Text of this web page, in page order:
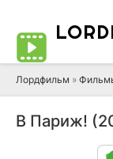
LORD
Лордфильм »
В Париж!